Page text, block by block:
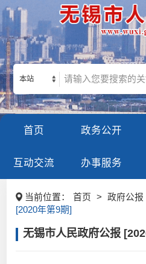
本站
首页 政务公开
互动交流 办事服务
当前位置： 首页 > 政府公报
[2020年第9期]
无锡市人民政府公报